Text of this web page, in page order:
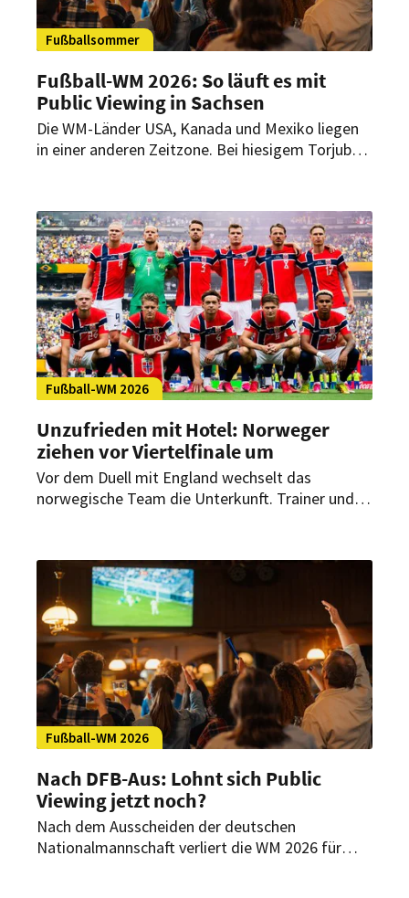
Fußballsommer
Fußball-WM 2026: So läuft es mit
Public Viewing in Sachsen
Die WM-Länder USA, Kanada und Mexiko liegen
in einer anderen Zeitzone. Bei hiesigem Torjubel
Fußball-WM 2026
Unzufrieden mit Hotel: Norweger
ziehen vor Viertelfinale um
Vor dem Duell mit England wechselt das
norwegische Team die Unterkunft. Trainer und
seinem Tross.
Fußball-WM 2026
Nach DFB-Aus: Lohnt sich Public
Viewing jetzt noch?
Nach dem Ausscheiden der deutschen
Nationalmannschaft verliert die WM 2026 für